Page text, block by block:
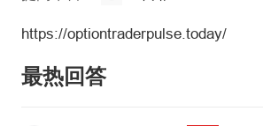
https://optiontraderpulse.today/
最热回答